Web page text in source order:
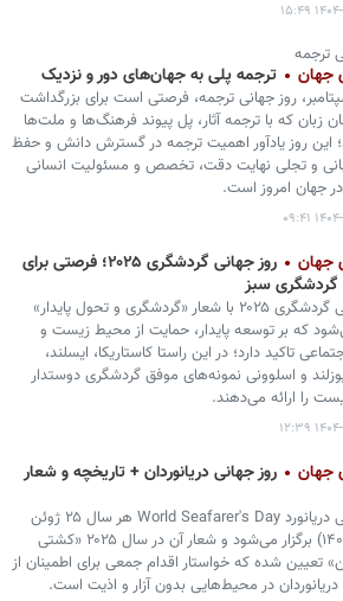
۱۵:۴۹
ترجمه
جهان ترجمه پلی به جهان‌های دور و نزدیک
روز جهانی ترجمه، فرصتی است برای بزرگداشت
زبان که با ترجمه آثار، پل پیوند فرهنگ‌ها و ملت‌ها
این روز یادآور اهمیت ترجمه در گسترش دانش و حفظ
و تجلی نهایت دقت، تخصص و مسئولیت انسانی
جهان امروز است.
۰۹:۴۱
جهان
روز جهانی گردشگری ۲۰۲۵؛ فرصتی برای
سبز
روز جهانی گردشگری ۲۰۲۵ با شعار «گردشگری و تحول پایدار»
که بر توسعه پایدار، حمایت از محیط زیست و
تاکید دارد؛ در این راستا کاستاریکا، ایسلند،
و اسلوونی نمونه‌های موفق گردشگری دوستدار
را ارائه می‌دهند.
۱۲:۳۹
جهان
روز جهانی دریانوردان + تاریخچه و شعار
روز جهانی دریانورد World Seafarer's Day هر سال ۲۵ ژوئن
(۴ تیر ۱۴۰۴) برگزار می‌شود و شعار آن در سال ۲۰۲۵ «کشتی
تعیین شده که خواستار اقدام جمعی برای اطمینان از
دریانوردان در محیط‌هایی بدون آزار و اذیت است.